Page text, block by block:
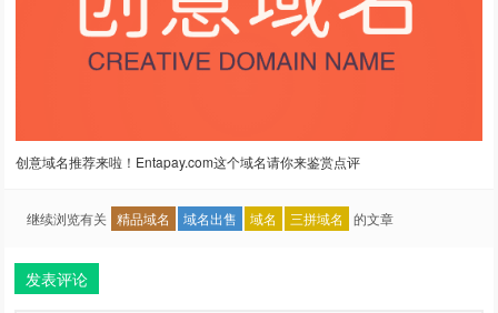
创意域名推荐来啦！Entapay.com这个域名请你来鉴赏点评
继续浏览有关 精品域名 域名出售 域名 三拼域名 的文章
发表评论